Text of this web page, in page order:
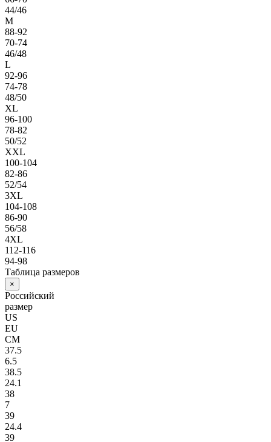
44/46
M
88-92
70-74
46/48
L
92-96
74-78
48/50
XL
96-100
78-82
50/52
XXL
100-104
82-86
52/54
3XL
104-108
86-90
56/58
4XL
112-116
94-98
Таблица размеров
×
Российский
размер
US
EU
СМ
37.5
6.5
38.5
24.1
38
7
39
24.4
39